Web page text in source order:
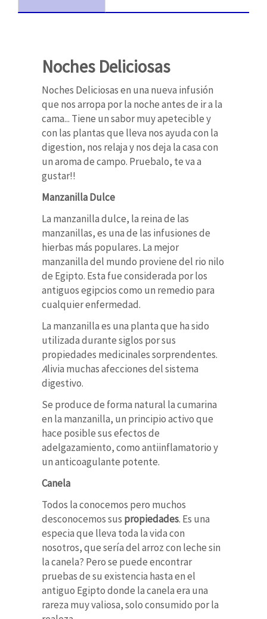
Noches Deliciosas
Noches Deliciosas en una nueva infusión
que nos arropa por la noche antes de ir a la
cama... Tiene un sabor muy apetecible y
con las plantas que lleva nos ayuda con la
digestion, nos relaja y nos deja la casa con
un aroma de campo. Pruebalo, te va a
gustar!!
Manzanilla Dulce
La manzanilla dulce, la reina de las
manzanillas, es una de las infusiones de
hierbas más populares.La mejor
manzanilla del mundo proviene del rio nilo
de Egipto. Esta fue considerada por los
antiguos egipcios como un remedio para
cualquier enfermedad.
La manzanilla es una planta que ha sido
utilizada durante siglos por sus
propiedades medicinales sorprendentes.
Alivia muchas afecciones del sistema
digestivo.
Se produce de forma natural la cumarina
en la manzanilla, un principio activo que
hace posible sus efectos de
adelgazamiento, como antiinflamatorio y
un anticoagulante potente.
Canela
Todos la conocemos pero muchos
desconocemos sus propiedades. Es una
especia que lleva toda la vida con
nosotros, que sería del arroz con leche sin
la canela? Pero se puede encontrar
pruebas de su existencia hasta en el
antiguo Egipto donde la canela era una
rareza muy valiosa, solo consumido por la